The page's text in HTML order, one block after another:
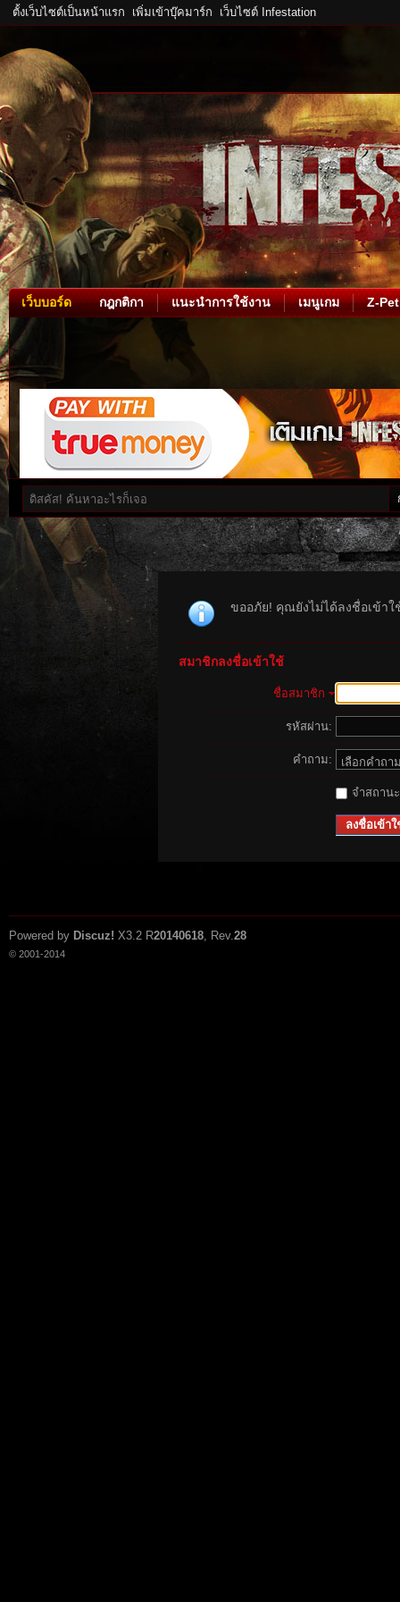
ตั้งเว็บไซต์เป็นหน้าแรก เพิ่มเข้าบุ๊คมาร์ก เว็บไซต์ Infestation
เว็บบอร์ด กฎกติกา แนะนำการใช้งาน เมนูเกม Z-Pet
ขออภัย! คุณยังไม่ได้ลงชื่อเข้า
สมาชิกลงชื่อเข้าใช้
ชื่อสมาชิก
รหัสผ่าน:
คำถาม:
จำสถาน
ลงชื่อเข้าใ
Powered by Discuz! X3.2 R20140618, Rev.28
© 2001-2014